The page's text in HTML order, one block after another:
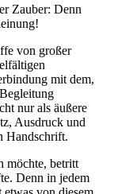
Zauber: Denn
von großer
mit dem,
nur als äußere
Ausdruck und
Handschrift.
möchte, betritt
Denn in jedem